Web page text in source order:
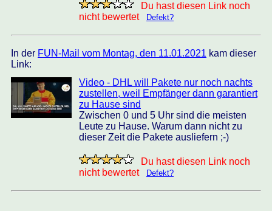
Du hast diesen Link noch
nicht bewertet
Defekt?
In der FUN-Mail vom Montag, den 11.01.2021 kam dieser
Link:
Video - DHL will Pakete nur noch nachts
zustellen, weil Empfänger dann garantiert
zu Hause sind
Zwischen 0 und 5 Uhr sind die meisten
Leute zu Hause. Warum dann nicht zu
dieser Zeit die Pakete ausliefern ;-)
Du hast diesen Link noch
nicht bewertet
Defekt?